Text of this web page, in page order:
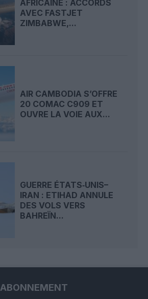
AFRICAINE : ACCORDS
AVEC FASTJET
ZIMBABWE,...
AIR CAMBODIA S’OFFRE
20 COMAC C909 ET
OUVRE LA VOIE AUX...
GUERRE ÉTATS‑UNIS–
IRAN : ETIHAD ANNULE
DES VOLS VERS
BAHREÏN...
ABONNEMENT